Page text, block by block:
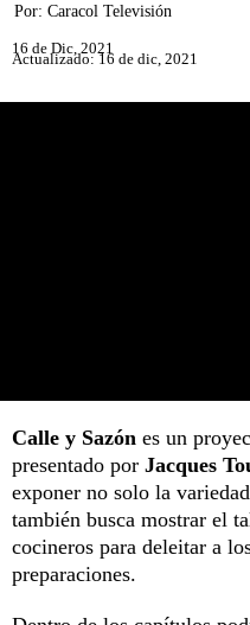
Por: Caracol Televisión
16 de Dic, 2021
Actualizado: 16 de dic, 2021
Calle y Sazón es un
presentado por Jacques
exponer no solo la
también busca mostrar el
cocineros para deleitar a
preparaciones.